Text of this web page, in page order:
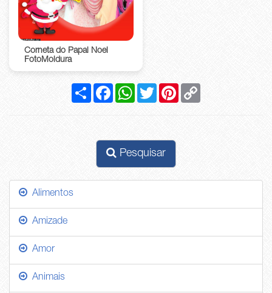
Corneta do Papai Noel
FotoMoldura
CompartilharFacebookWhatsApp
Twitter Pinterest
Pesquisar
Alimentos
Amizade
Amor
Animais